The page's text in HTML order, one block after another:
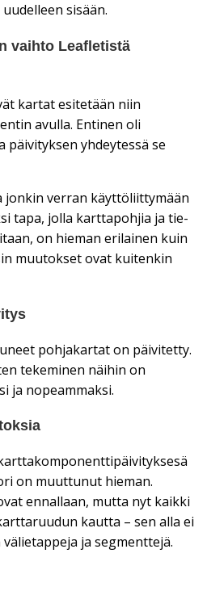
sisään.
vaihto Leafletistä
kartat esitetään niin
avulla. Entinen oli
päivityksen yhdeytessä se
jonkin verran käyttöliittymään
tapa, jolla karttapohjia ja tie-
on hieman erilainen kuin
muutokset ovat kuitenkin
pohjakartat on päivitetty.
tekeminen näihin on
ja nopeammaksi.
on muuttunut hieman.
ennallaan, mutta nyt kaikki
kautta – sen alla ei
ja segmenttejä.